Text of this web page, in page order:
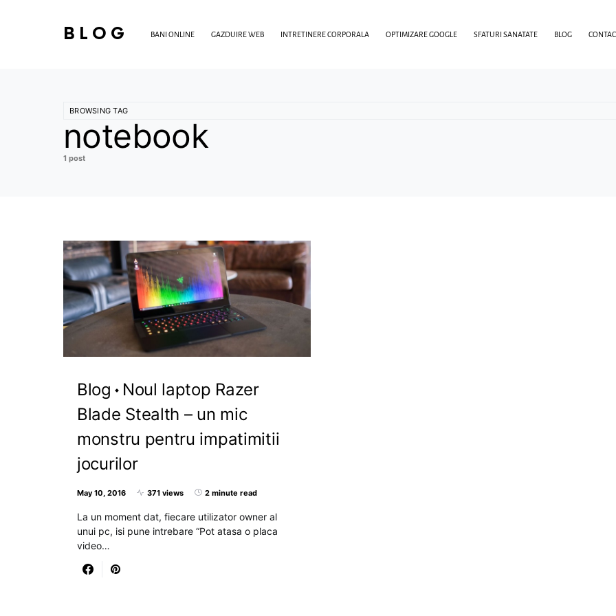
BLOG BANI ONLINE GAZDUIRE WEB INTRETINERE CORPORALA OPTIMIZARE GOOGLE SFATURI SANATATE BLOG
BROWSING TAG
notebook
1 post
Blog
Noul laptop Razer
Blade Stealth – un mic
monstru pentru impatimitii
jocurilor
May 10, 2016 371 views 2 minute read
La un moment dat, fiecare utilizator owner al
unui pc, isi pune intrebare “Pot atasa o placa
video…